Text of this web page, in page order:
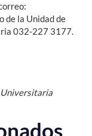
de la Unidad de
032-227 3177.
Universitaria